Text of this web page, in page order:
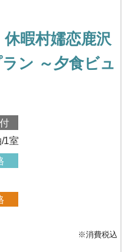
休暇村嬬恋鹿沢
ン ～夕食ビュ
1室
※消費税込